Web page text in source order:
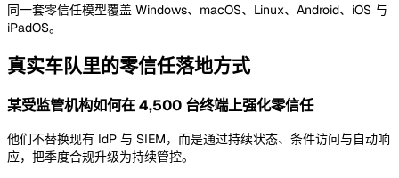
同一套零信任模型覆盖 Windows、macOS、Linux、Android、iOS 与
iPadOS。
真实车队里的零信任落地方式
某受监管机构如何在 4,500 台终端上强化零信任
他们不替换现有 IdP 与 SIEM，而是通过持续状态、条件访问与自动响
应，把季度合规升级为持续管控。